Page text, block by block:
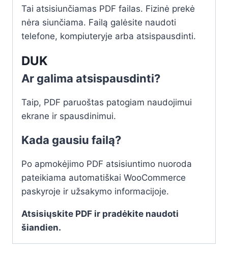
Tai atsisiunčiamas PDF failas. Fizinė prekė
nėra siunčiama. Failą galėsite naudoti
telefone, kompiuteryje arba atsispausdinti.
DUK
Ar galima atsispausdinti?
Taip, PDF paruoštas patogiam naudojimui
ekrane ir spausdinimui.
Kada gausiu failą?
Po apmokėjimo PDF atsisiuntimo nuoroda
pateikiama automatiškai WooCommerce
paskyroje ir užsakymo informacijoje.
Atsisiųskite PDF ir pradėkite naudoti
šiandien.